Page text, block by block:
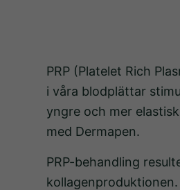
PRP (Platelet Rich
i våra blodplättar
yngre och mer
med Dermapen.
PRP-behandling